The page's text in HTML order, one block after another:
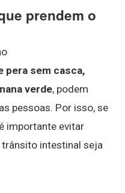
prendem o
pera sem casca,
verde, podem
pessoas. Por isso, se
importante evitar
intestinal seja